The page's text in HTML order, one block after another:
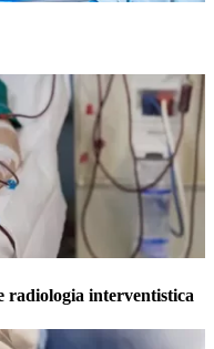
radiologia interventistica